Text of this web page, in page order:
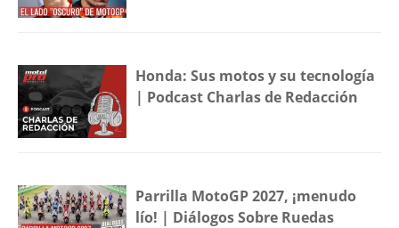
Honda: Sus motos y su tecnología
| Podcast Charlas de Redacción
Parrilla MotoGP 2027, ¡menudo
lío! | Diálogos Sobre Ruedas